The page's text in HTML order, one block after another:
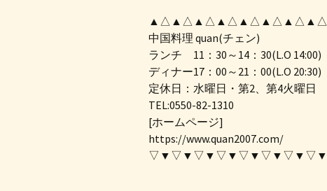
▲△▲△▲△▲△▲△▲△▲△▲△
中国料理 quan(チェン)
ランチ 11：30～14：30(L.O 14:00)
ディナー17：00～21：00(L.O 20:30)
定休日：水曜日・第2、第4火曜日
TEL:0550-82-1310
[ホームページ]
https://www.quan2007.com/
▽▼▽▼▽▼▽▼▽▼▽▼▽▼▽▼